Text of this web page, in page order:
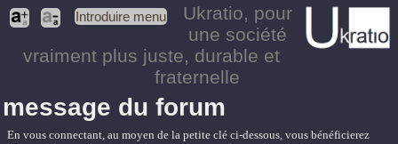
Introduire menu Ukratio, pour
une société
vraiment plus juste, durable et
fraternelle
message du forum
En vous connectant, au moyen de la petite clé ci-dessous, vous bénéficierez